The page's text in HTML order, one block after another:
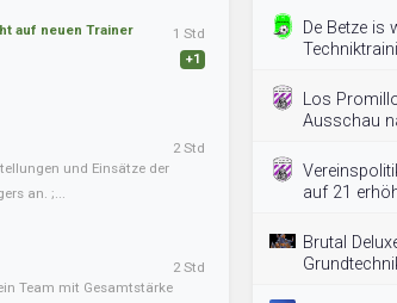
auf neuen Trainer
1 Std
+1
und Einsätze der
an. ;...
2 Std
Team mit Gesamtstärke
2 Std
De Betze is
Los
Ausschau
auf 21
Brutal